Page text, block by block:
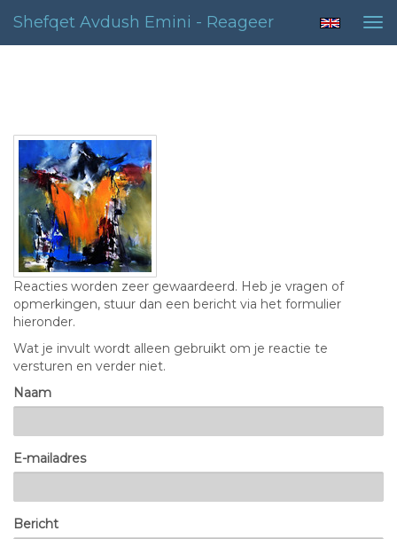
Shefqet Avdush Emini - Reageer
Reacties worden zeer gewaardeerd. Heb je vragen of
opmerkingen, stuur dan een bericht via het formulier
hieronder.
Wat je invult wordt alleen gebruikt om je reactie te
versturen en verder niet.
Naam
E-mailadres
Bericht